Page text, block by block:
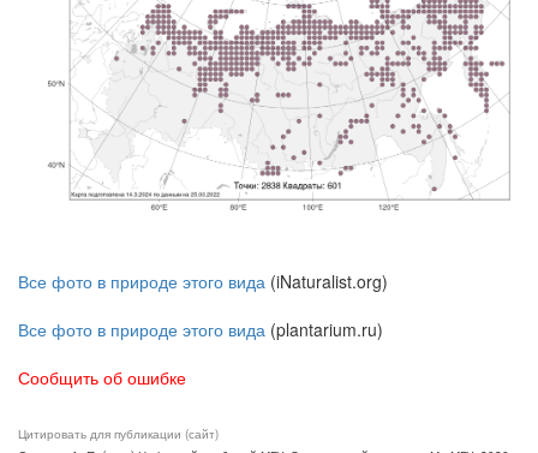
Все фото в природе этого вида (iNaturalist.org)
Все фото в природе этого вида (plantarium.ru)
Сообщить об ошибке
Цитировать для публикации (сайт)